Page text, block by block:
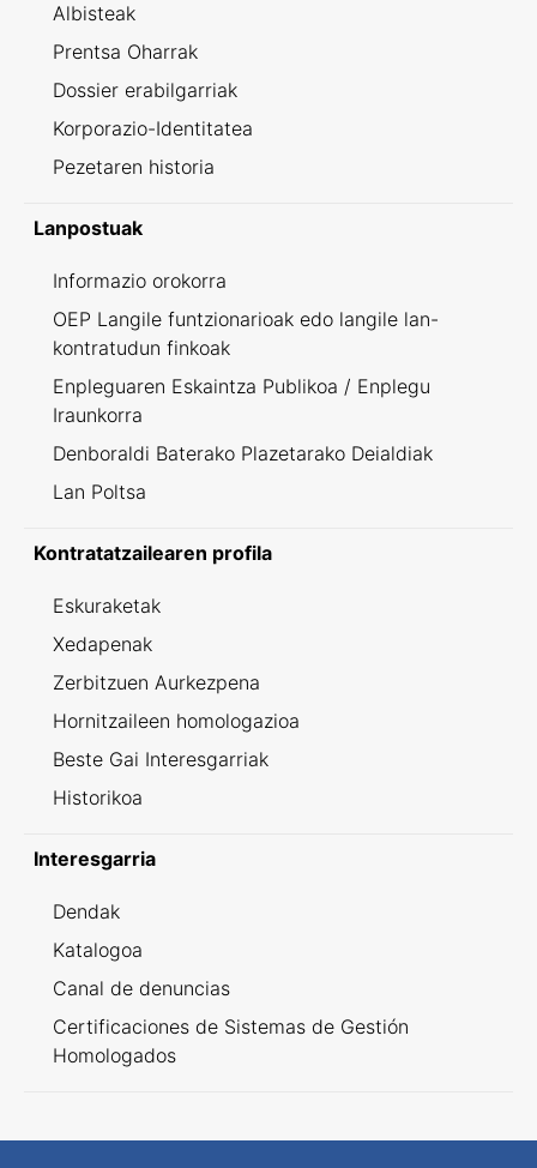
Albisteak
Prentsa Oharrak
Dossier erabilgarriak
Korporazio-Identitatea
Pezetaren historia
Lanpostuak
Informazio orokorra
OEP Langile funtzionarioak edo langile lan-
kontratudun finkoak
Enpleguaren Eskaintza Publikoa / Enplegu
Iraunkorra
Denboraldi Baterako Plazetarako Deialdiak
Lan Poltsa
Kontratatzailearen profila
Eskuraketak
Xedapenak
Zerbitzuen Aurkezpena
Hornitzaileen homologazioa
Beste Gai Interesgarriak
Historikoa
Interesgarria
Dendak
Katalogoa
Canal de denuncias
Certificaciones de Sistemas de Gestión
Homologados